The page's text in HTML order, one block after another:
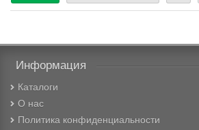
Информация
Каталоги
О нас
Политика конфиденциальности